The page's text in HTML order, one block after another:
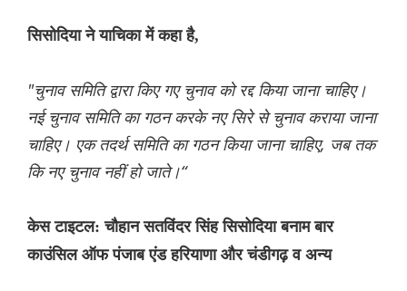
सिसोदिया ने याचिका में कहा है,
"चुनाव समिति द्वारा किए गए चुनाव को रद्द किया जाना चाहिए।
नई चुनाव समिति का गठन करके नए सिरे से चुनाव कराया जाना
चाहिए। एक तदर्थ समिति का गठन किया जाना चाहिए, जब तक
कि नए चुनाव नहीं हो जाते।“
केस टाइटल: चौहान सतविंदर सिंह सिसोदिया बनाम बार
काउंसिल ऑफ पंजाब एंड हरियाणा और चंडीगढ़ व अन्य